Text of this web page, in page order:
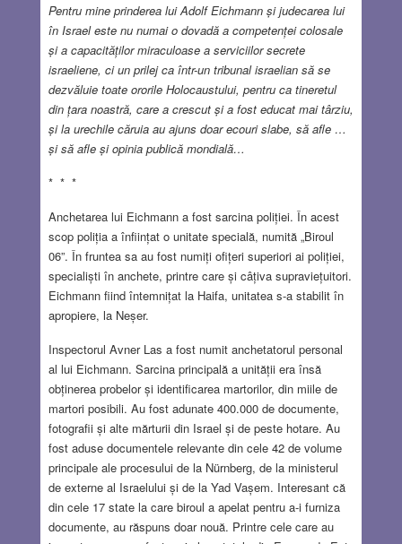
Pentru mine prinderea lui Adolf Eichmann și judecarea lui
în Israel este nu numai o dovadă a competenței colosale
și a capacităților miraculoase a serviciilor secrete
israeliene, ci un prilej ca într-un tribunal israelian să se
dezvăluie toate ororile Holocaustului, pentru ca tineretul
din țara noastră, care a crescut și a fost educat mai târziu,
și la urechile căruia au ajuns doar ecouri slabe, să afle …
și să afle și opinia publică mondială…
* * *
Anchetarea lui Eichmann a fost sarcina poliției. În acest
scop poliția a înființat o unitate specială, numită „Biroul
06”. În fruntea sa au fost numiți ofițeri superiori ai poliției,
specialiști în anchete, printre care și câțiva supraviețuitori.
Eichmann fiind întemnițat la Haifa, unitatea s-a stabilit în
apropiere, la Neșer.
Inspectorul Avner Las a fost numit anchetatorul personal
al lui Eichmann. Sarcina principală a unității era însă
obținerea probelor și identificarea martorilor, din miile de
martori posibili. Au fost adunate 400.000 de documente,
fotografii și alte mărturii din Israel și de peste hotare. Au
fost aduse documentele relevante din cele 42 de volume
principale ale procesului de la Nürnberg, de la ministerul
de externe al Israelului și de la Yad Vașem. Interesant că
din cele 17 state la care biroul a apelat pentru a-i furniza
documente, au răspuns doar nouă. Printre cele care au